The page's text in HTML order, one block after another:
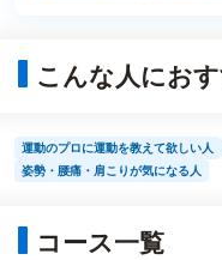
こんな人にお
運動のプロに運動を教えて欲しい人
姿勢・腰痛・肩こりが気になる人
コース一覧